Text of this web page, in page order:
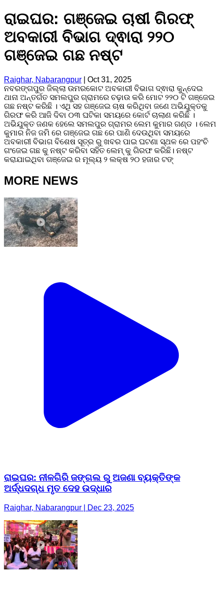
ରାଇଘର: ଗଞ୍ଜେଇ ଚାଷୀ ଗିରଫ୍
ଅବକାରୀ ବିଭାଗ ଦ୍ଵାରା ୨୨୦
ଗଞ୍ଜେଇ ଗଛ ନଷ୍ଟ
Raighar, Nabarangpur
Oct 31, 2025
ନବରଙ୍ଗପୁର ଜିଲ୍ଲା ଉମରକୋଟ ଅବକାରୀ ବିଭାଗ ଦ୍ଵାରା କୁନ୍ଦେଇ
ଥାନା ଅନ୍ତର୍ଗତ ସମଲପୁର ଗ୍ରାମରେ ଚଢ଼ାଉ କରି ମୋଟ ୨୨୦ ଟି ଗଞ୍ଜେଇ
ଗଛ ନଷ୍ଟ କରିଛି । ଏଥି ସହ ଗଞ୍ଜେଇ ଚାଷ କରିଥିବା ଜଣେ ଅଭିଯୁକ୍ତକୁ
ଗିରଫ କରି ଆଜି ଦିବା ୦୩ ଘଟିକା ସମୟରେ କୋର୍ଟ ଚାଲାଣ କରିଛି ।
ଅଭିଯୁକ୍ତ ଜଣକ ହେଲେ ସମଲପୁର ଗ୍ରାମର ଲେମ କୁମାର ଗଣ୍ଡ । ଲେମ
କୁମାର ନିଜ ଜମି ରେ ଗଞ୍ଜେଇ ଗଛ ରେ ପାଣି ଦେଉଥିବା ସମୟରେ
ଅବକାରୀ ବିଭାଗ ବିଶେଷ ସୂତ୍ର ରୁ ଖବର ପାଇ ଘଟଣା ସ୍ଥଳ ରେ ପହଂଚି
ଗଂଜେଇ ଗଛ କୁ ନଷ୍ଟ କରିବା ସହିତ ଲେମ୍ କୁ ଗିରଫ କରିଛି। ନଷ୍ଟ
କରାଯାଇଥିବା ଗଞ୍ଜେଇ ର ମୂଲ୍ୟ ୨ ଲକ୍ଷ ୨୦ ହଜାର ଟଙ୍
MORE NEWS
ରାଇଘର: ନୀଳଗିରି ଜଙ୍ଗଲ ରୁ ଅଜଣା ବ୍ୟକ୍ତିଙ୍କ
ଅର୍ଦ୍ଧଦଗ୍ଧ ମୃତ ଦେହ ଉଦ୍ଧାର
Raighar, Nabarangpur | Dec 23, 2025